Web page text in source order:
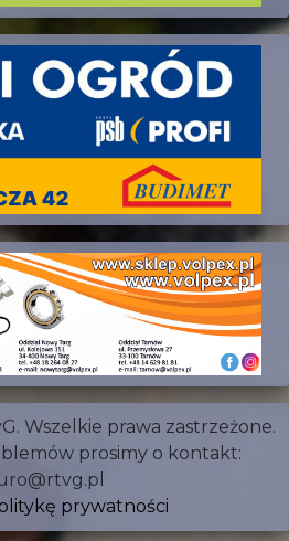
Wszelkie prawa zastrzeżone.
prosimy o kontakt:
prywatności